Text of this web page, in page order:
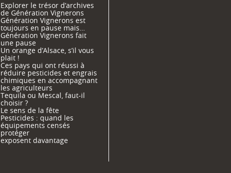
Explorer le trésor d’archives
de Génération Vignerons
Génération Vignerons est
toujours en pause mais…
Génération Vignerons fait
une pause
Un orange d’Alsace, s’il vous
plait !
Ces pays qui ont réussi à
réduire pesticides et engrais
chimiques en accompagnant
les agriculteurs
Tequila ou Mescal, faut-il
choisir ?
Le sens de la fête
Pesticides : quand les
équipements censés
protéger
exposent davantage